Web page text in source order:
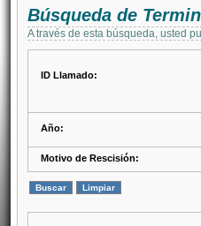
Búsqueda de
A través de esta búsqueda, usted
ID Llamado:
Año:
Motivo de Rescisión: